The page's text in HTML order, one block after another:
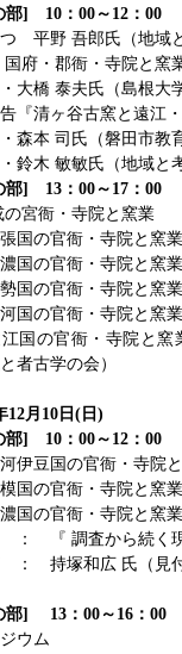
部] 10：00～12：00
平野 吾郎氏（地域
府・郡衙・寺院と窯
泰夫氏（島根大学
『清ヶ谷古窯と遠江
司氏（磐田市教育
敏敏氏（地域と考
部] 13：00～17：00
の宮衙・寺院と窯業
国の官衙・寺院と窯
国の官衙・寺院と窯
国の官衙・寺院と窯
国の官衙・寺院と窯
国の官衙・寺院と窯
と者古学の会）
12月10日(日)
部] 10：00～12：00
伊豆国の官衙・寺院
国の官衙・寺院と窯
国の官衙・寺院と窯
『 調査から続く現
持塚和広 氏（見付
部] 13：00～16：00
ジウム